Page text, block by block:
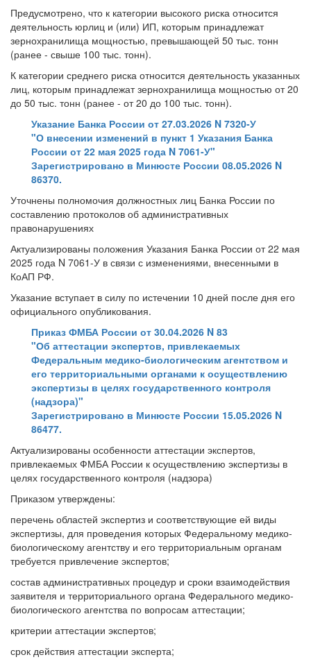
Предусмотрено, что к категории высокого риска относится
деятельность юрлиц и (или) ИП, которым принадлежат
зернохранилища мощностью, превышающей 50 тыс. тонн
(ранее - свыше 100 тыс. тонн).
К категории среднего риска относится деятельность указанных
лиц, которым принадлежат зернохранилища мощностью от 20
до 50 тыс. тонн (ранее - от 20 до 100 тыс. тонн).
Указание Банка России от 27.03.2026 N 7320-У
"О внесении изменений в пункт 1 Указания Банка
России от 22 мая 2025 года N 7061-У"
Зарегистрировано в Минюсте России 08.05.2026 N
86370.
Уточнены полномочия должностных лиц Банка России по
составлению протоколов об административных
правонарушениях
Актуализированы положения Указания Банка России от 22 мая
2025 года N 7061-У в связи с изменениями, внесенными в
КоАП РФ.
Указание вступает в силу по истечении 10 дней после дня его
официального опубликования.
Приказ ФМБА России от 30.04.2026 N 83
"Об аттестации экспертов, привлекаемых
Федеральным медико-биологическим агентством и
его территориальными органами к осуществлению
экспертизы в целях государственного контроля
(надзора)"
Зарегистрировано в Минюсте России 15.05.2026 N
86477.
Актуализированы особенности аттестации экспертов,
привлекаемых ФМБА России к осуществлению экспертизы в
целях государственного контроля (надзора)
Приказом утверждены:
перечень областей экспертиз и соответствующие ей виды
экспертизы, для проведения которых Федеральному медико-
биологическому агентству и его территориальным органам
требуется привлечение экспертов;
состав административных процедур и сроки взаимодействия
заявителя и территориального органа Федерального медико-
биологического агентства по вопросам аттестации;
критерии аттестации экспертов;
срок действия аттестации эксперта;